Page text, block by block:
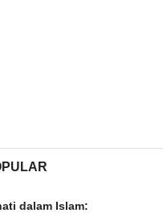
dalam Islam: